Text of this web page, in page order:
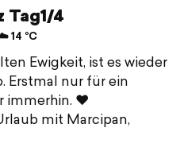
Tag1/4
14 °C
Ewigkeit, ist es wieder
Erstmal nur für ein
immerhin. ❤️
mit Marcipan,